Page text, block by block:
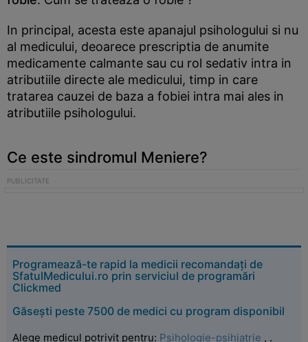
In principal, acesta este apanajul psihologului si nu
al medicului, deoarece prescriptia de anumite
medicamente calmante sau cu rol sedativ intra in
atributiile directe ale medicului, timp in care
tratarea cauzei de baza a fobiei intra mai ales in
atributiile psihologului.
Ce este sindromul Meniere?
Programează-te rapid la medicii recomandați de
SfatulMedicului.ro prin serviciul de programări
Clickmed
Găsești peste 7500 de medici cu program disponibil
Alege medicul potrivit pentru: Psihologie-psihiatrie , .